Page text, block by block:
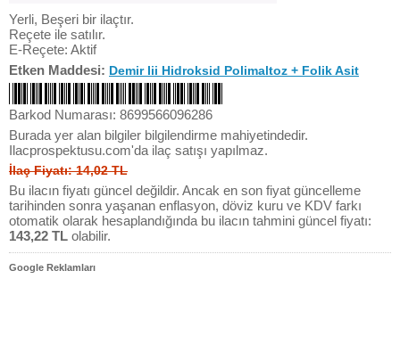
Yerli, Beşeri bir ilaçtır.
Reçete ile satılır.
E-Reçete: Aktif
Etken Maddesi: Demir Iii Hidroksid Polimaltoz + Folik Asit
Barkod Numarası: 8699566096286
Burada yer alan bilgiler bilgilendirme mahiyetindedir.
Ilacprospektusu.com'da ilaç satışı yapılmaz.
İlaç Fiyatı: 14,02 TL
Bu ilacın fiyatı güncel değildir. Ancak en son fiyat güncelleme
tarihinden sonra yaşanan enflasyon, döviz kuru ve KDV farkı
otomatik olarak hesaplandığında bu ilacın tahmini güncel fiyatı:
143,22 TL olabilir.
Google Reklamları